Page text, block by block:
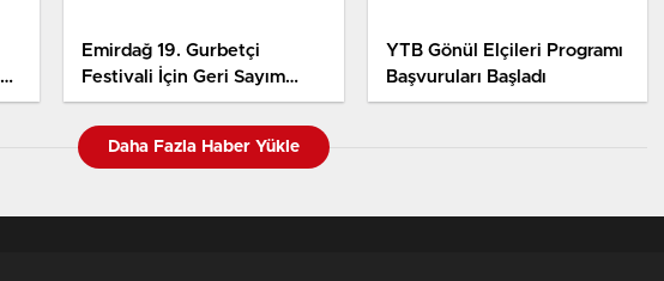
Emirdağ 19. Gurbetçi
Festivali İçin Geri Sayım
Başladı
YTB Gönül Elçileri Programı
Başvuruları Başladı
Daha Fazla Haber Yükle